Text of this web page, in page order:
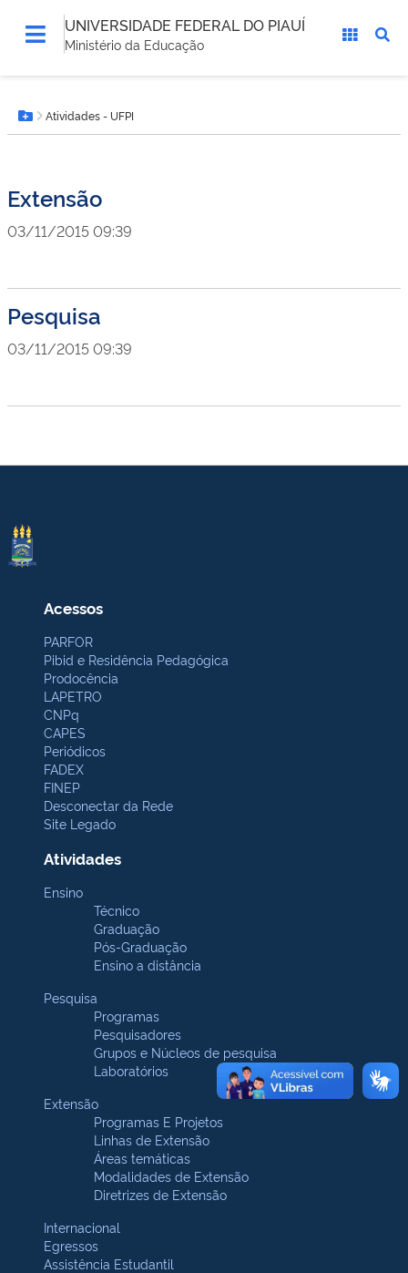
UNIVERSIDADE FEDERAL DO PIAUÍ
Ministério da Educação
está
aqui:Botão Menu
Atividades - UFPI
Extensão
03/11/2015 09:39
Pesquisa
03/11/2015 09:39
Acessos
PARFOR
Pibid e Residência Pedagógica
Prodocência
LAPETRO
CNPq
CAPES
Periódicos
FADEX
FINEP
Desconectar da Rede
Site Legado
Atividades
Ensino
Técnico
Graduação
Pós-Graduação
Ensino a distância
Pesquisa
Programas
Pesquisadores
Grupos e Núcleos de pesquisa
Laboratórios
Extensão
Programas E Projetos
Linhas de Extensão
Áreas temáticas
Modalidades de Extensão
Diretrizes de Extensão
Internacional
Egressos
Assistência Estudantil